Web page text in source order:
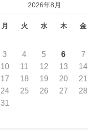
2026年8月
月 火 水 木 金
3 4 5 6 7
10 11 12 13 14
17 18 19 20 21
24 25 26 27 28
31